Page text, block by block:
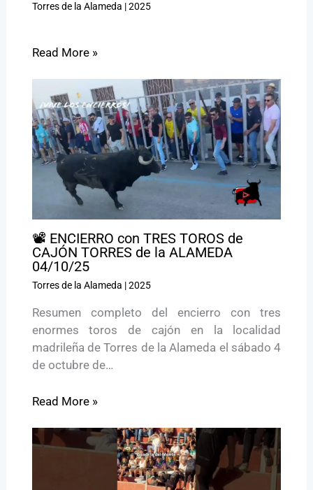
Torres de la Alameda |2025
Read More »
📽️ ENCIERRO con TRES TOROS de
CAJÓN TORRES de la ALAMEDA
04/10/25
Torres de la Alameda |2025
Resumen completo del encierro con tres
enormes toros de cajón en la localidad
madrileña de Torres de la Alameda el sábado 4
de octubre de…
Read More »